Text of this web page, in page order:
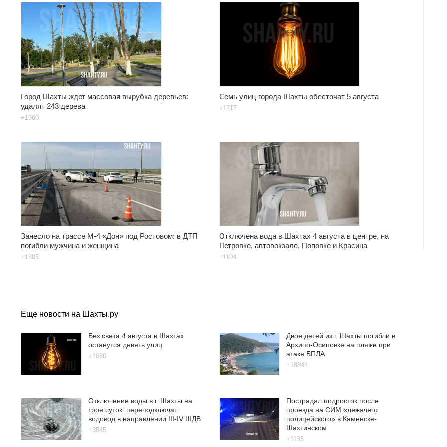
Город Шахты ждет массовая вырубка деревьев:
удалят 243 дерева
+1960
Семь улиц города Шахты обесточат 5 августа
+1717
Занесло на трассе М-4 «Дон» под Ростовом: в ДТП
погибли мужчина и женщина
+1805
Отключена вода в Шахтах 4 августа в центре, на
Петровке, автовокзале, Поповке и Красина
+1104
Еще новости на Шахты.ру
Без света 4 августа в Шахтах
останутся девять улиц
+1680
Двое детей из г. Шахты погибли в
Архипо-Осиповке на пляже при
атаке БПЛА
+18841
Отключение воды в г. Шахты на
трое суток: переподключат
водовод в направлении III-IV ШДВ
+3545
Пострадал подросток после
проезда на СИМ «лежачего
полицейского» в Каменске-
Шахтинском
+1135